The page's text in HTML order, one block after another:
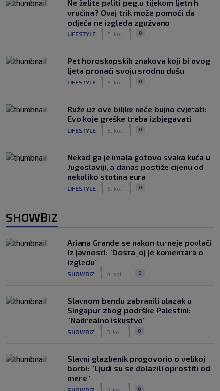
Ne želite paliti peglu tijekom ljetnih
vrućina? Ovaj trik može pomoći da
odjeća ne izgleda zgužvano
LIFESTYLE 5. kol. 0
Pet horoskopskih znakova koji bi ovog
ljeta pronaći svoju srodnu dušu
LIFESTYLE 5. kol. 0
Ruže uz ove biljke neće bujno cvjetati:
Evo koje greške treba izbjegavati
LIFESTYLE 5. kol. 0
Nekad ga je imala gotovo svaka kuća u
Jugoslaviji, a danas postiže cijenu od
nekoliko stotina eura
LIFESTYLE 5. kol. 0
SHOWBIZ
Ariana Grande se nakon turneje povlači
iz javnosti: "Dosta joj je komentara o
izgledu"
SHOWBIZ 4. kol. 0
Slavnom bendu zabranili ulazak u
Singapur zbog podrške Palestini:
"Nadrealno iskustvo"
SHOWBIZ 3. kol. 0
Slavni glazbenik progovorio o velikoj
borbi: "Ljudi su se dolazili oprostiti od
mene"
SHOWBIZ 3. kol. 0